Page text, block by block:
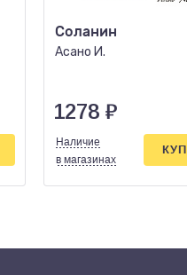
Соланин
Асано И.
1278 ₽
Наличие
в магазинах